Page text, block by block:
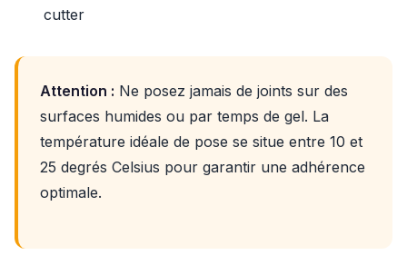
cutter
Attention : Ne posez jamais de joints sur des
surfaces humides ou par temps de gel. La
température idéale de pose se situe entre 10 et
25 degrés Celsius pour garantir une adhérence
optimale.